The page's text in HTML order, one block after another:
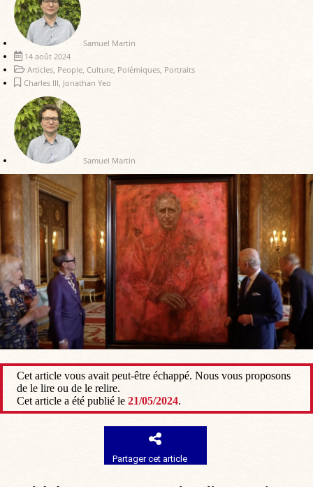
Samuel Martin
14 août 2024
Articles People Culture Polémiques Portraits
Charles III Jonathan Yeo
Samuel Martin
Cet article vous avait peut-être échappé. Nous vous proposons
de le lire ou de le relire.
Cet article a été publié le 21/05/2024.
Partager cet article